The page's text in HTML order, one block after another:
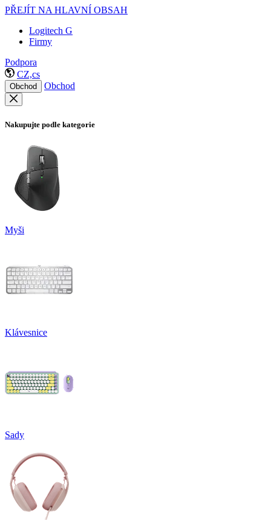
PŘEJÍT NA HLAVNÍ OBSAH
Logitech G
Firmy
Podpora
CZ,cs
Obchod Obchod
Nakupujte podle kategorie
Myši
Klávesnice
Sady